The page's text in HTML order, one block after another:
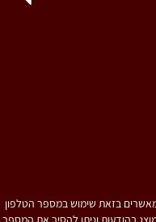
מאשרים בזאת שימוש במספר הטלפון